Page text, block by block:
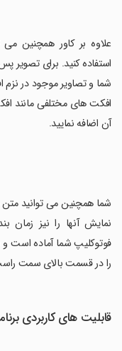
علاوه بر کاور همچنین
استفاده کنید. برای
شما و تصاویر موجود در نزم
افکت های مختلفی مانند
آن اضافه نمایید.
شما همچنین می توانید
نمایش آنها را نیز زمان
فوتوکلیپ شما آماده است
را در قسمت بالای سمت
قابلیت های کاربردی